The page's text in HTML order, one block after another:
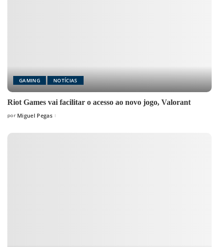
GAMING NOTÍCIAS
Riot Games vai facilitar o acesso ao novo jogo, Valorant
Posted
por Miguel Pegas